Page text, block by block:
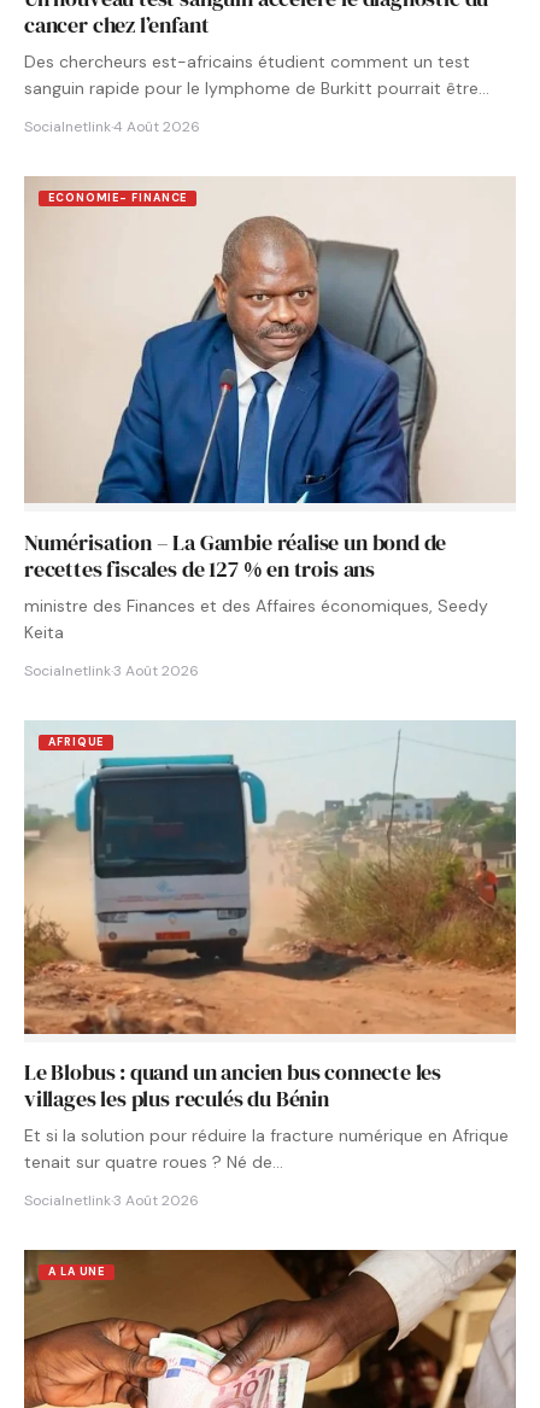
cancer chez l’enfant
Des chercheurs est-africains étudient comment un test
sanguin rapide pour le lymphome de Burkitt pourrait être
Socialnetlink·4 Août 2026
ECONOMIE- FINANCE
Numérisation – La Gambie réalise un bond de
recettes fiscales de 127 % en trois ans
ministre des Finances et des Affaires économiques, Seedy
Keita
Socialnetlink·3 Août 2026
AFRIQUE
Le Blobus : quand un ancien bus connecte les
villages les plus reculés du Bénin
Et si la solution pour réduire la fracture numérique en Afrique
tenait sur quatre roues ? Né de…
Socialnetlink·3 Août 2026
A LA UNE